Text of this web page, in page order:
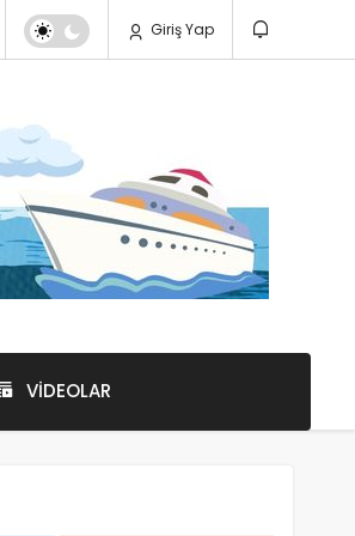
Giriş Yap
VIDEOLAR